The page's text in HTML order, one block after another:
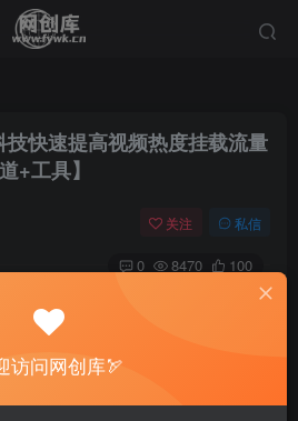
快速提高视频热度挂载流量
+工具】
关注 私信
0 8470 100
访问网创库🏹